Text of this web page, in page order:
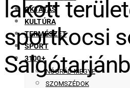
OKTATÁS
KULTÚRA
TERMÉSZET
SPORT
3100+
NÓGRÁD MEGYE
SZOMSZÉDOK
lakott
sportkocsi